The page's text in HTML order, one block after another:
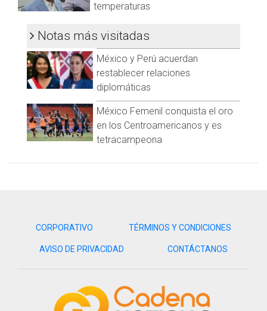
temperaturas
Notas más visitadas
México y Perú acuerdan
restablecer relaciones
diplomáticas
México Femenil conquista el oro
en los Centroamericanos y es
tetracampeona
CORPORATIVO TÉRMINOS Y CONDICIONES
AVISO DE PRIVACIDAD CONTÁCTANOS